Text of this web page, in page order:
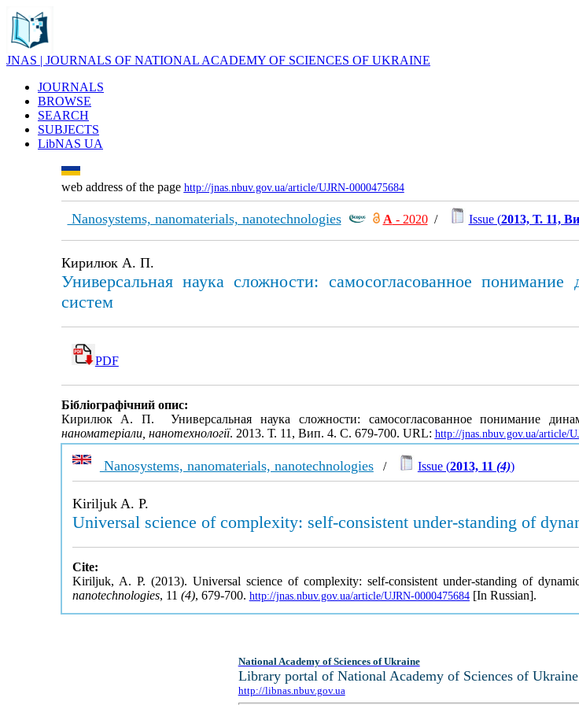
JNAS | JOURNALS OF NATIONAL ACADEMY OF SCIENCES OF UKRAINE
JOURNALS
BROWSE
SEARCH
SUBJECTS
LibNAS UA
web address of the page http://jnas.nbuv.gov.ua/article/UJRN-0000475684
Nanosystems, nanomaterials, nanotechnologies А - 2020/ Issue (2013, Т. 11,
Кирилюк А. П.
Универсальная наука сложности: самосогласованное
систем
PDF
Бібліографічний опис:
Кирилюк А. П. Универсальная наука сложности: самосогласованное понимание
наноматеріали, нанотехнології. 2013. Т. 11, Вип. 4. С. 679-700. URL: http://jnas.nbuv.gov.ua/article/
Nanosystems, nanomaterials, nanotechnologies/ Issue (2013, 11 (4))
Kiriljuk A. P.
Universal science of complexity: self-consistent under-standing of
Cite:
Kiriljuk, A. P. (2013). Universal science of complexity: self-consistent under-standing of
nanotechnologies, 11 (4), 679-700. http://jnas.nbuv.gov.ua/article/UJRN-0000475684[In Russian].
National Academy of Sciences of Ukraine
Library portal of National Academy of Sciences of
http://libnas.nbuv.gov.ua